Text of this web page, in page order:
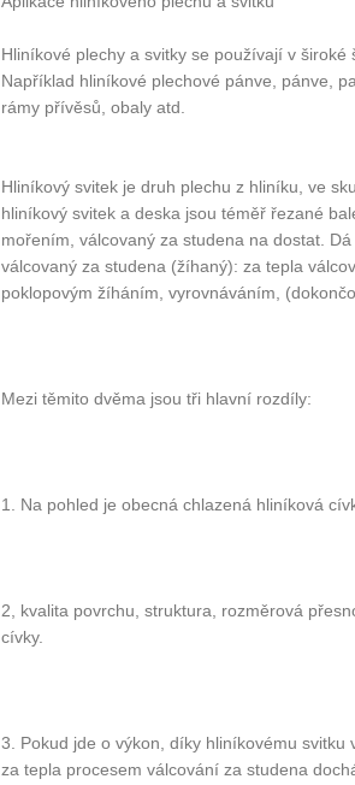
Hliníkové plechy a svitky se používají v
Například hliníkové plechové pánve, pánve,
rámy přívěsů, obaly atd.
Hliníkový svitek je druh plechu z hliníku, ve
hliníkový svitek a deska jsou téměř řezané
mořením, válcovaný za studena na dostat.
válcovaný za studena (žíhaný): za tepla
poklopovým žíháním, vyrovnáváním,
Mezi těmito dvěma jsou tři hlavní rozdíly:
1. Na pohled je obecná chlazená hliníková
2, kvalita povrchu, struktura, rozměrová
cívky.
3. Pokud jde o výkon, díky hliníkovému
za tepla procesem válcování za studena